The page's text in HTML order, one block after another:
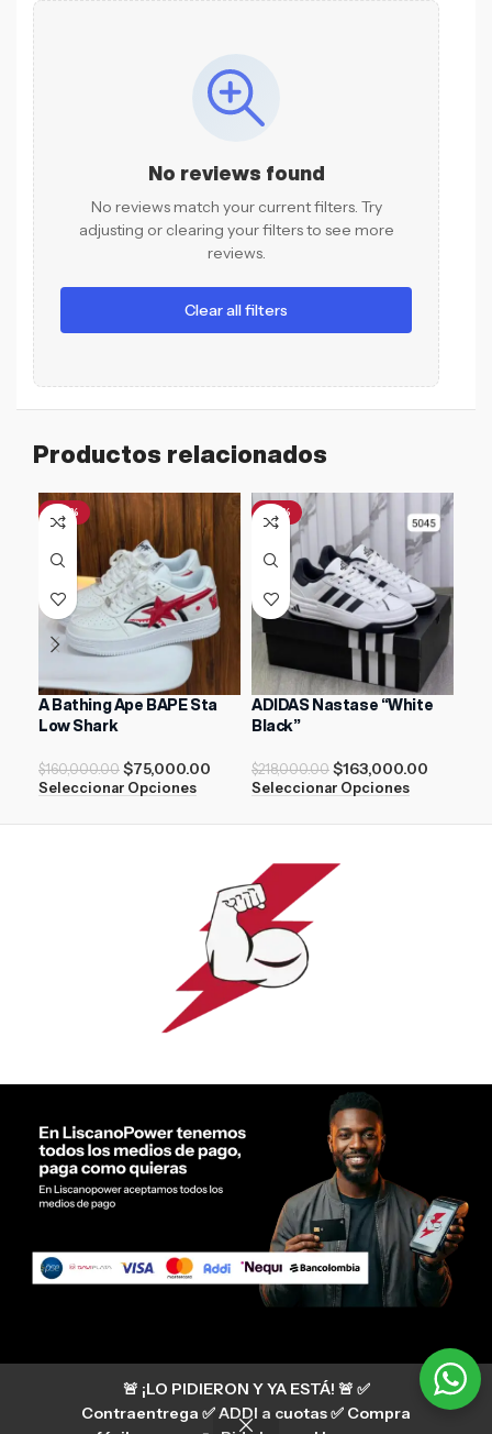
🚨 ¡LO PIDIERON Y YA ESTÁ! 🚨 ✅
Contraentrega ✅ ADDI a cuotas ✅ Compra
No reviews found
No reviews match your current filters. Try
adjusting or clearing your filters to see more
reviews.
Clear all filters
Productos relacionados
-53%
A Bathing Ape BAPE Sta
Low Shark
$160,000.00 $75,000.00
Seleccionar Opciones
-25%
ADIDAS Nastase “White
Black”
$218,000.00 $163,000.00
Seleccionar Opciones
Si tienes algún tipo de duda, puedes consultar
nuestro centro de ayuda
hermanosliscano_10 Instagram